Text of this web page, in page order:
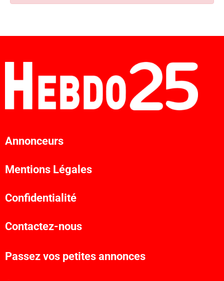
Annonceurs
Mentions Légales
Confidentialité
Contactez-nous
Passez vos petites annonces